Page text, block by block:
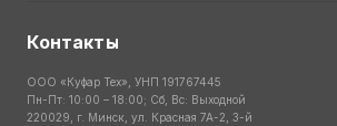
Контакты
ООО «Куфар Тех», УНП 191767445
Пн-Пт: 10:00 – 18:00; Сб, Вс: Выходной
220029, г. Минск, ул. Красная 7А-2, 3-й